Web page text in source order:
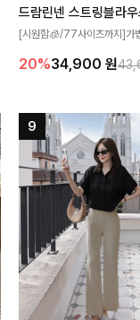
드람린넨 스트링블라
[시원함🧊/77사이즈까지]가
없는 슬릿 카라 디자인이 얼굴
20%34,900 원